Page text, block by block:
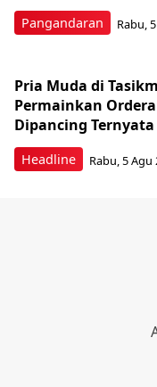
Pangandaran Rabu,
Headline
Pria Muda di
Permainkan
Dipancing
Rabu, 5 Agu